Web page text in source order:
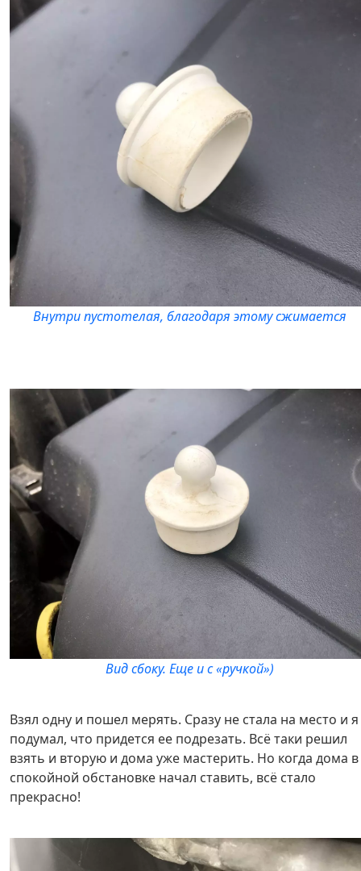
Внутри пустотелая, благодаря этому сжимается
Вид сбоку. Еще и с «ручкой»)
Взял одну и пошел мерять. Сразу не стала на место и я
подумал, что придется ее подрезать. Всё таки решил
взять и вторую и дома уже мастерить. Но когда дома в
спокойной обстановке начал ставить, всё стало
прекрасно!